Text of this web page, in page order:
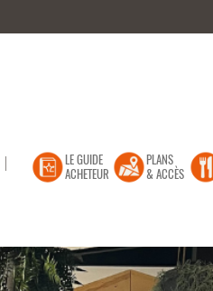
LE GUIDE
ACHETEUR
PLANS
& ACCÈS